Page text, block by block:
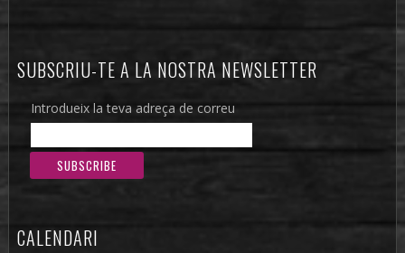
SUBSCRIU-TE A LA NOSTRA NEWSLETTER
Introdueix la teva adreça de correu
CALENDARI